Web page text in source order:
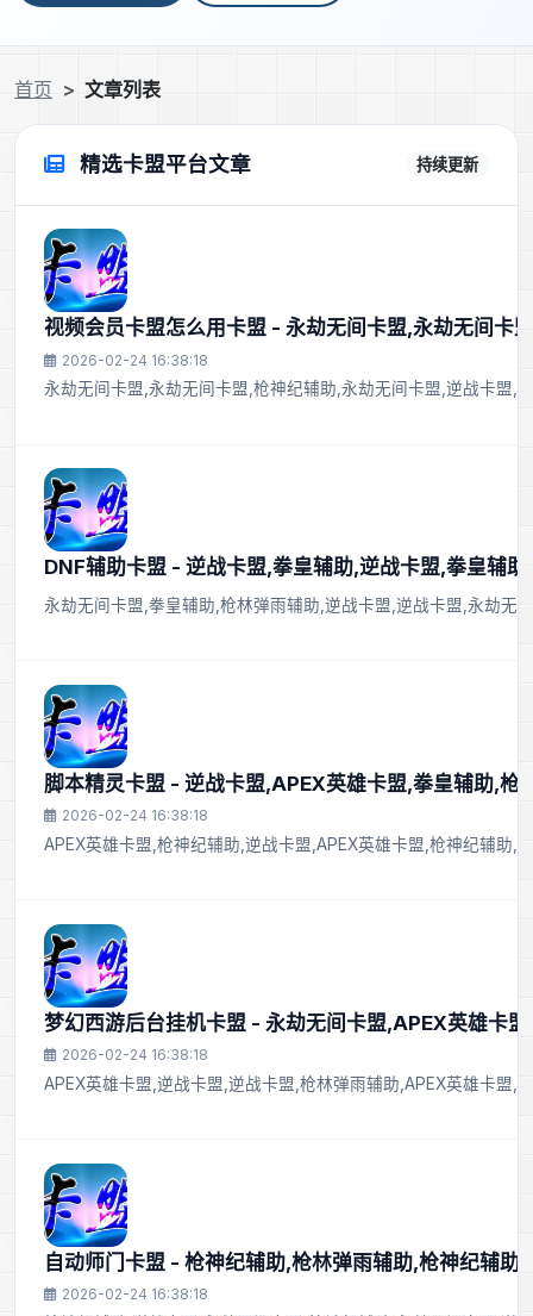
首页 文章列表
精选卡盟平台文章 持续更新
视频会员卡盟怎么用卡盟 - 永劫无间卡盟,永劫无间卡
2026-02-24 16:38:18
永劫无间卡盟,永劫无间卡盟,枪神纪辅助,永劫无间卡盟,逆战卡盟,
DNF辅助卡盟 - 逆战卡盟,拳皇辅助,逆战卡盟,拳皇辅助
永劫无间卡盟,拳皇辅助,枪林弹雨辅助,逆战卡盟,逆战卡盟,永劫无
脚本精灵卡盟 - 逆战卡盟,APEX英雄卡盟,拳皇辅助,枪
2026-02-24 16:38:18
APEX英雄卡盟,枪神纪辅助,逆战卡盟,APEX英雄卡盟,枪神纪辅助,
梦幻西游后台挂机卡盟 - 永劫无间卡盟,APEX英雄卡
2026-02-24 16:38:18
APEX英雄卡盟,逆战卡盟,逆战卡盟,枪林弹雨辅助,APEX英雄卡盟,
自动师门卡盟 - 枪神纪辅助,枪林弹雨辅助,枪神纪辅助,
2026-02-24 16:38:18